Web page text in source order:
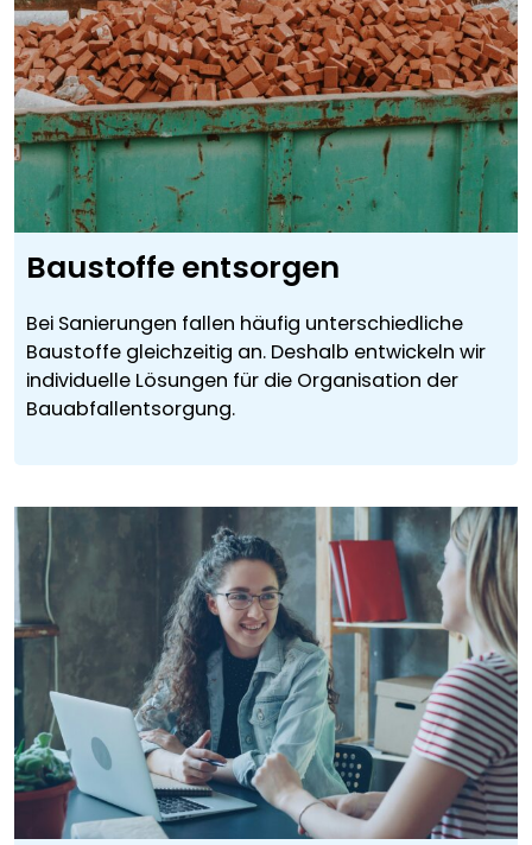
Baustoffe entsorgen
Bei Sanierungen fallen häufig unterschiedliche
Baustoffe gleichzeitig an. Deshalb entwickeln wir
individuelle Lösungen für die Organisation der
Bauabfallentsorgung.